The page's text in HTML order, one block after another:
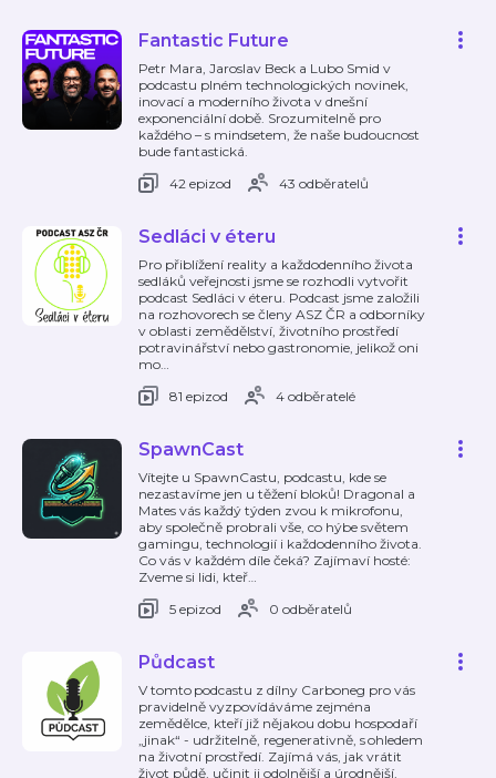
Fantastic Future
Petr Mara, Jaroslav Beck a Lubo Smid v
podcastu plném technologických novinek,
inovací a moderního života v dnešní
exponenciální době. Srozumitelně pro
každého – s mindsetem, že naše budoucnost
bude fantastická.
42 epizod
43 odběratelů
Sedláci v éteru
Pro přiblížení reality a každodenního života
sedláků veřejnosti jsme se rozhodli vytvořit
podcast Sedláci v éteru. Podcast jsme založili
na rozhovorech se členy ASZ ČR a odborníky
v oblasti zemědělství, životního prostředí
potravinářství nebo gastronomie, jelikož oni
mo…
81 epizod
4 odběratelé
SpawnCast
Vítejte u SpawnCastu, podcastu, kde se
nezastavíme jen u těžení bloků! Dragonal a
Mates vás každý týden zvou k mikrofonu,
aby společně probrali vše, co hýbe světem
gamingu, technologií i každodenního života.
Co vás v každém díle čeká? Zajímaví hosté:
Zveme si lidi, kteř…
5 epizod
0 odběratelů
Půdcast
V tomto podcastu z dílny Carboneg pro vás
pravidelně vyzpovídáváme zejména
zemědělce, kteří již nějakou dobu hospodaří
„jinak“ - udržitelně, regenerativně, s ohledem
na životní prostředí. Zajímá vás, jak vrátit
život půdě, učinit ji odolnější a úrodnější,